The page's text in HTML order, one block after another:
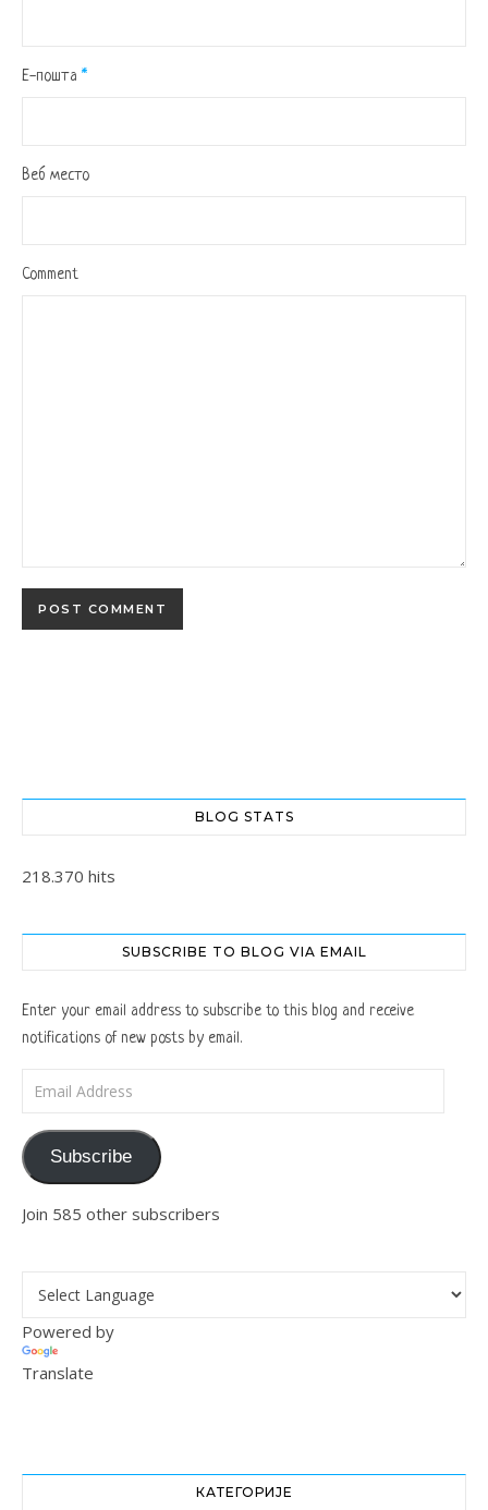
Е-пошта *
Веб место
Comment
BLOG STATS
218.370 hits
SUBSCRIBE TO BLOG VIA EMAIL
Enter your email address to subscribe to this blog and receive
notifications of new posts by email.
Subscribe
Join 585 other subscribers
Powered by
Translate
КАТЕГОРИЈЕ